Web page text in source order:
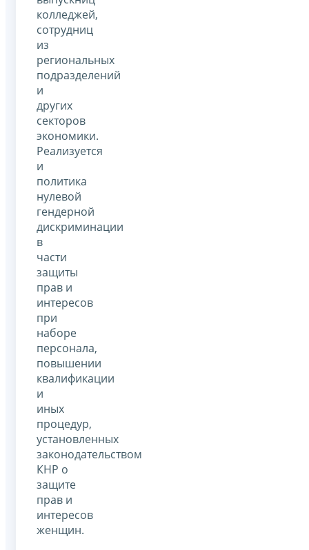
колледжей,
сотрудниц
из
региональных
подразделений
и
других
секторов
экономики.
Реализуется
и
политика
нулевой
гендерной
дискриминации
в
части
защиты
прав и
интересов
при
наборе
персонала,
повышении
квалификации
и
иных
процедур,
установленных
законодательством
КНР о
защите
прав и
интересов
женщин.